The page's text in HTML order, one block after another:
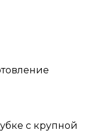
с крупной